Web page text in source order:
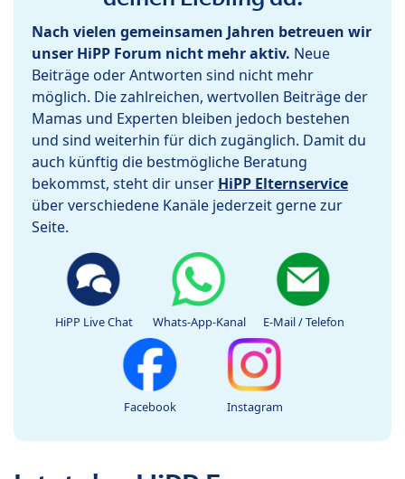
Nach vielen gemeinsamen Jahren betreuen wir
unser HiPP Forum nicht mehr aktiv. Neue
Beiträge oder Antworten sind nicht mehr
möglich. Die zahlreichen, wertvollen Beiträge der
Mamas und Experten bleiben jedoch bestehen
und sind weiterhin für dich zugänglich. Damit du
auch künftig die bestmögliche Beratung
bekommst, steht dir unser HiPP Elternservice
über verschiedene Kanäle jederzeit gerne zur
Seite.
HiPP Live Chat Whats-App-Kanal E-Mail / Telefon
Facebook Instagram